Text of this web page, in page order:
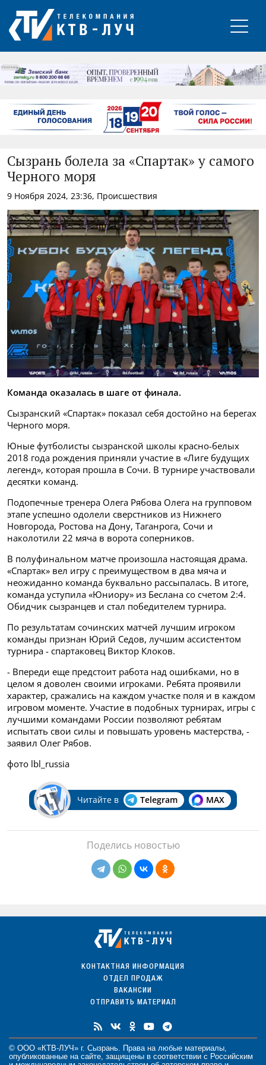
РЕКЛАМА
Сызрань болела за «Спартак» у самого
Черного моря
9 Ноября 2024, 23:36, Происшествия
Команда оказалась в шаге от финала.
Сызранский «Спартак» показал себя достойно на берегах
Черного моря.
Юные футболисты сызранской школы красно-белых
2018 года рождения приняли участие в «Лиге будущих
легенд», которая прошла в Сочи. В турнире участвовали
десятки команд.
Подопечные тренера Олега Рябова Олега на групповом
этапе успешно одолели сверстников из Нижнего
Новгорода, Ростова на Дону, Таганрога, Сочи и
наколотили 22 мяча в ворота соперников.
В полуфинальном матче произошла настоящая драма.
«Спартак» вел игру с преимуществом в два мяча и
неожиданно команда буквально рассыпалась. В итоге,
команда уступила «Юниору» из Беслана со счетом 2:4.
Обидчик сызранцев и стал победителем турнира.
По результатам сочинских матчей лучшим игроком
команды признан Юрий Седов, лучшим ассистентом
турнира - спартаковец Виктор Клоков.
- Впереди еще предстоит работа над ошибками, но в
целом я доволен своими игроками. Ребята проявили
характер, сражались на каждом участке поля и в каждом
игровом моменте. Участие в подобных турнирах, игры с
лучшими командами России позволяют ребятам
испытать свои силы и повышать уровень мастерства, -
заявил Олег Рябов.
фото lbl_russia
Читайте в Telegram MAX
Поделись новостью
КОНТАКТНАЯ ИНФОРМАЦИЯ
ОТДЕЛ ПРОДАЖ
ВАКАНСИИ
ОТПРАВИТЬ МАТЕРИАЛ
© ООО «КТВ-ЛУЧ» г. Сызрань. Права на любые материалы,
опубликованные на сайте, защищены в соответствии с Российским